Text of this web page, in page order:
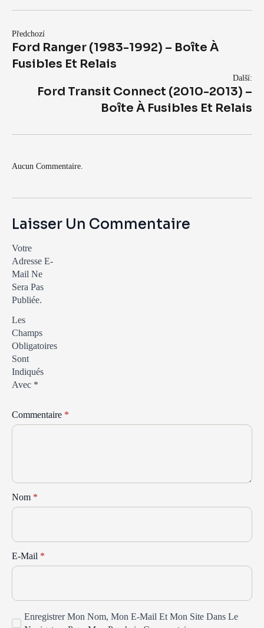
Předchozí
Ford Ranger (1983-1992) – Boîte À
Fusibles Et Relais
Další:
Ford Transit Connect (2010-2013) –
Boîte À Fusibles Et Relais
Aucun Commentaire.
Laisser Un Commentaire
Votre
Adresse E-
Mail Ne
Sera Pas
Publiée.
Les
Champs
Obligatoires
Sont
Indiqués
Avec *
Commentaire *
Nom *
E-Mail *
Enregistrer Mon Nom, Mon E-Mail Et Mon Site Dans Le